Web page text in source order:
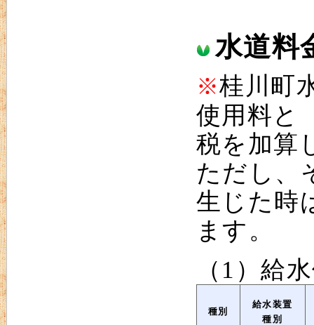
水道料
※桂川町
使用料と
税を加算
ただし、
生じた時
ます。
（1）給
種別
給水装置
種別